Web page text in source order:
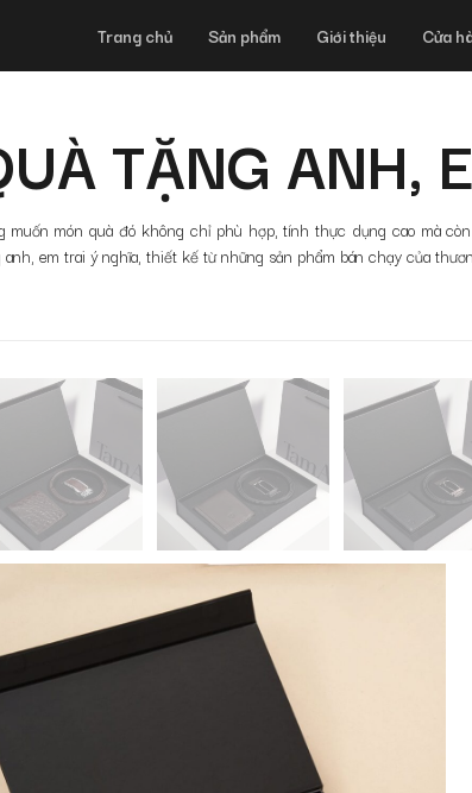
Trang chủ Sản phẩm Giới thiệu Cửa
TẶNG ANH,
món quà đó không chỉ phù hợp, tính thực dụng cao mà
em trai ý nghĩa, thiết kế từ những sản phẩm bán chạy của